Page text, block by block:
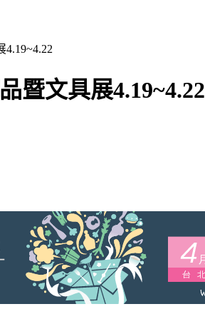
暨文具展4.19~4.22